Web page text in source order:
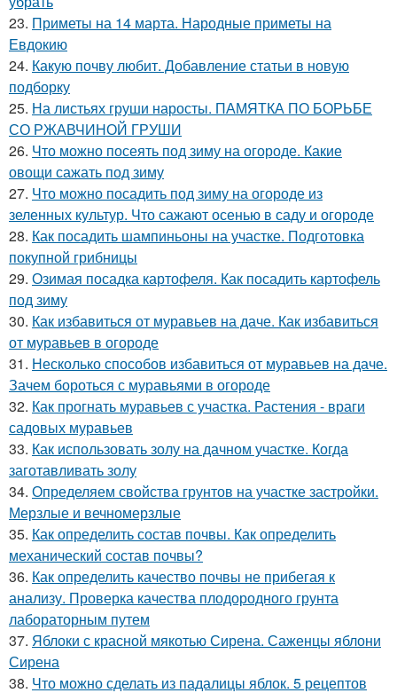
23. Приметы на 14 марта. Народные приметы на
Евдокию
24. Какую почву любит. Добавление статьи в новую
подборку
25. На листьях груши наросты. ПАМЯТКА ПО БОРЬБЕ
СО РЖАВЧИНОЙ ГРУШИ
26. Что можно посеять под зиму на огороде. Какие
овощи сажать под зиму
27. Что можно посадить под зиму на огороде из
зеленных культур. Что сажают осенью в саду и огороде
28. Как посадить шампиньоны на участке. Подготовка
покупной грибницы
29. Озимая посадка картофеля. Как посадить картофель
под зиму
30. Как избавиться от муравьев на даче. Как избавиться
от муравьев в огороде
31. Несколько способов избавиться от муравьев на даче.
Зачем бороться с муравьями в огороде
32. Как прогнать муравьев с участка. Растения - враги
садовых муравьев
33. Как использовать золу на дачном участке. Когда
заготавливать золу
34. Определяем свойства грунтов на участке застройки.
Мерзлые и вечномерзлые
35. Как определить состав почвы. Как определить
механический состав почвы?
36. Как определить качество почвы не прибегая к
анализу. Проверка качества плодородного грунта
лабораторным путем
37. Яблоки с красной мякотью Сирена. Саженцы яблони
Сирена
38. Что можно сделать из падалицы яблок. 5 рецептов